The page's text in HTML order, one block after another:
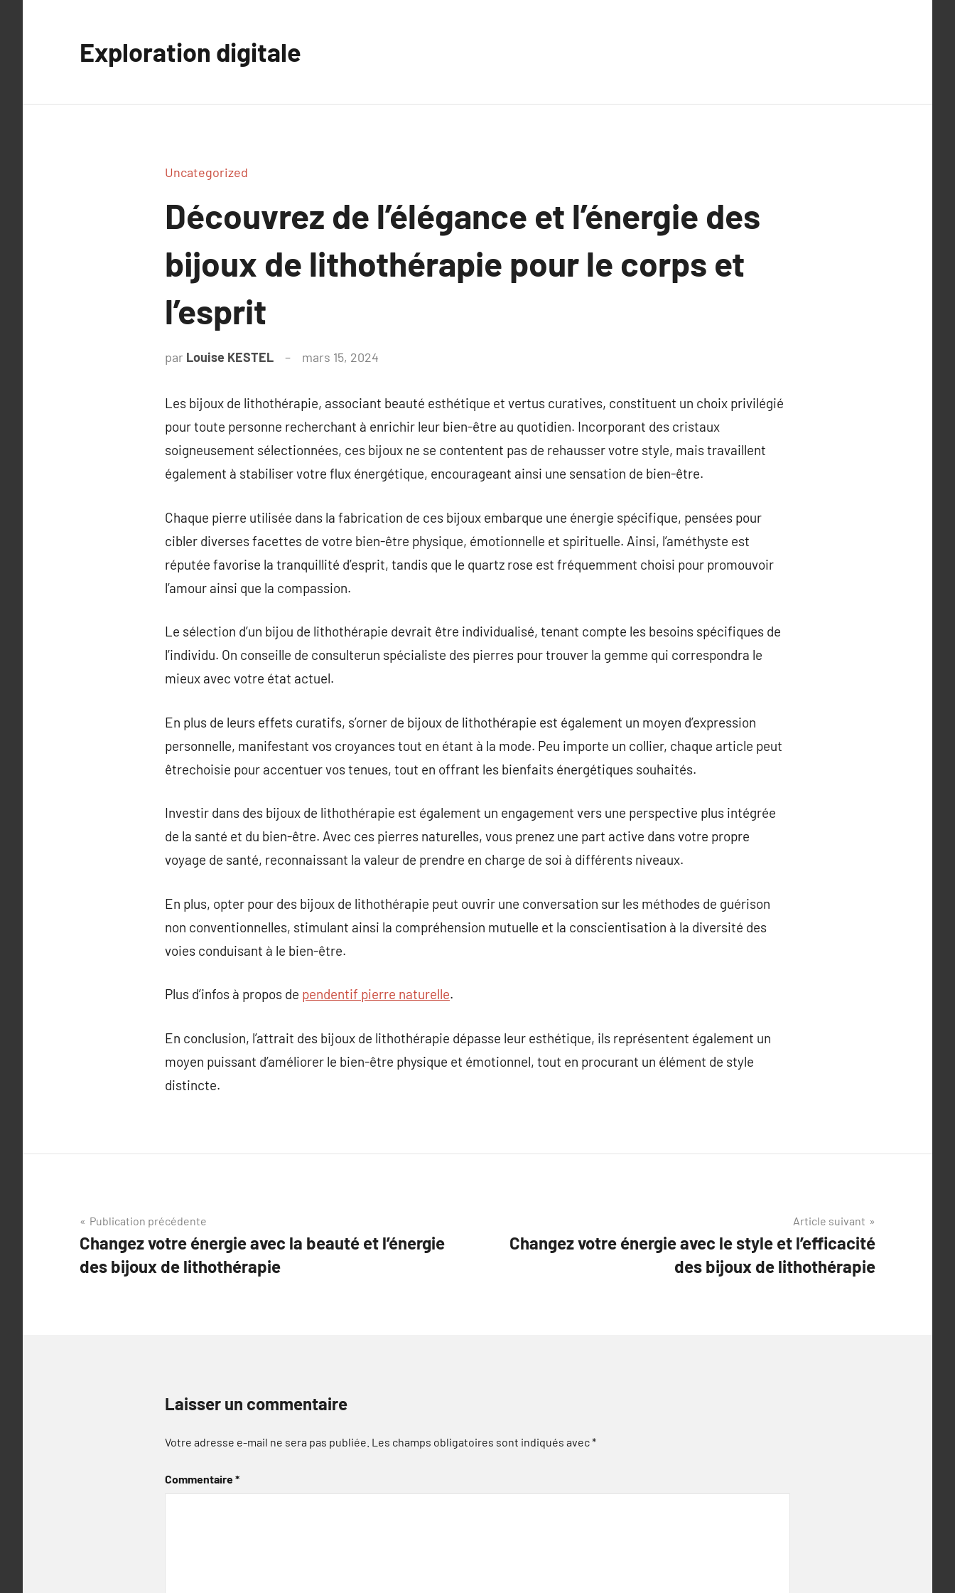
Exploration digitale
Uncategorized
Découvrez de l’élégance et l’énergie des
bijoux de lithothérapie pour le corps et
l’esprit
par Louise KESTEL mars 15, 2024
Les bijoux de lithothérapie, associant beauté esthétique et vertus curatives, constituent un choix privilégié
pour toute personne recherchant à enrichir leur bien-être au quotidien. Incorporant des cristaux
soigneusement sélectionnées, ces bijoux ne se contentent pas de rehausser votre style, mais travaillent
également à stabiliser votre flux énergétique, encourageant ainsi une sensation de bien-être.
Chaque pierre utilisée dans la fabrication de ces bijoux embarque une énergie spécifique, pensées pour
cibler diverses facettes de votre bien-être physique, émotionnelle et spirituelle. Ainsi, l’améthyste est
réputée favorise la tranquillité d’esprit, tandis que le quartz rose est fréquemment choisi pour promouvoir
l’amour ainsi que la compassion.
Le sélection d’un bijou de lithothérapie devrait être individualisé, tenant compte les besoins spécifiques de
l’individu. On conseille de consulterun spécialiste des pierres pour trouver la gemme qui correspondra le
mieux avec votre état actuel.
En plus de leurs effets curatifs, s’orner de bijoux de lithothérapie est également un moyen d’expression
personnelle, manifestant vos croyances tout en étant à la mode. Peu importe un collier, chaque article peut
êtrechoisie pour accentuer vos tenues, tout en offrant les bienfaits énergétiques souhaités.
Investir dans des bijoux de lithothérapie est également un engagement vers une perspective plus intégrée
de la santé et du bien-être. Avec ces pierres naturelles, vous prenez une part active dans votre propre
voyage de santé, reconnaissant la valeur de prendre en charge de soi à différents niveaux.
En plus, opter pour des bijoux de lithothérapie peut ouvrir une conversation sur les méthodes de guérison
non conventionnelles, stimulant ainsi la compréhension mutuelle et la conscientisation à la diversité des
voies conduisant à le bien-être.
Plus d’infos à propos de pendentif pierre naturelle.
En conclusion, l’attrait des bijoux de lithothérapie dépasse leur esthétique, ils représentent également un
moyen puissant d’améliorer le bien-être physique et émotionnel, tout en procurant un élément de style
distincte.
Navigation
de
l’article
Publication précédente
Changez votre énergie avec la beauté et l’énergie
des bijoux de lithothérapie
Article suivant
Changez votre énergie avec le style et l’efficacité
des bijoux de lithothérapie
Laisser un commentaire
Votre adresse e-mail ne sera pas publiée. Les champs obligatoires sont indiqués avec*
Commentaire*